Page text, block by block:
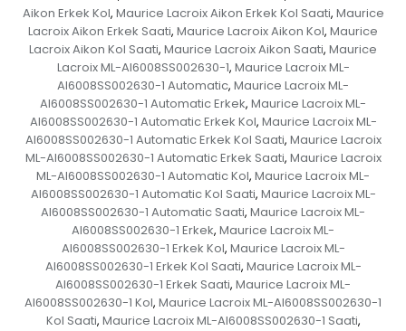
Aikon Erkek Kol, Maurice Lacroix Aikon Erkek Kol Saati, Maurice
Lacroix Aikon Erkek Saati, Maurice Lacroix Aikon Kol, Maurice
Lacroix Aikon Kol Saati, Maurice Lacroix Aikon Saati, Maurice
Lacroix ML-AI6008SS002630-1, Maurice Lacroix ML-
AI6008SS002630-1 Automatic, Maurice Lacroix ML-
AI6008SS002630-1 Automatic Erkek, Maurice Lacroix ML-
AI6008SS002630-1 Automatic Erkek Kol, Maurice Lacroix ML-
AI6008SS002630-1 Automatic Erkek Kol Saati, Maurice Lacroix
ML-AI6008SS002630-1 Automatic Erkek Saati, Maurice Lacroix
ML-AI6008SS002630-1 Automatic Kol, Maurice Lacroix ML-
AI6008SS002630-1 Automatic Kol Saati, Maurice Lacroix ML-
AI6008SS002630-1 Automatic Saati, Maurice Lacroix ML-
AI6008SS002630-1 Erkek, Maurice Lacroix ML-
AI6008SS002630-1 Erkek Kol, Maurice Lacroix ML-
AI6008SS002630-1 Erkek Kol Saati, Maurice Lacroix ML-
AI6008SS002630-1 Erkek Saati, Maurice Lacroix ML-
AI6008SS002630-1 Kol, Maurice Lacroix ML-AI6008SS002630-1
Kol Saati, Maurice Lacroix ML-AI6008SS002630-1 Saati,